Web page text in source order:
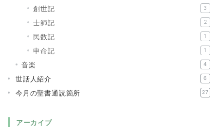
創世記 3
士師記 2
民数記 1
申命記 1
音楽 4
世話人紹介 6
今月の聖書通読箇所 27
アーカイブ